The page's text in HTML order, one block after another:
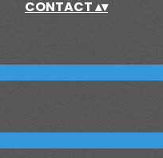
CONTACT▴▾